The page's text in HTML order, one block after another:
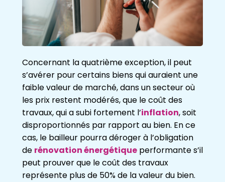
Concernant la quatrième exception, il peut
s’avérer pour certains biens qui auraient une
faible valeur de marché, dans un secteur où
les prix restent modérés, que le coût des
travaux, qui a subi fortement l’inflation, soit
disproportionnés par rapport au bien. En ce
cas, le bailleur pourra déroger à l’obligation
de rénovation énergétique performante s’il
peut prouver que le coût des travaux
représente plus de 50% de la valeur du bien.